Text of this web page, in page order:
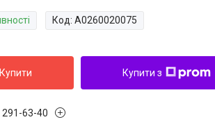
Код: A0260020075
Купити Купити з
291-63-40